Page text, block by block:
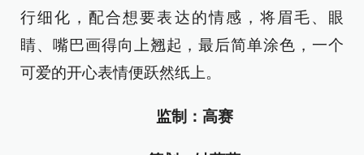
行细化，配合想要表达的情感，将眉毛、眼
睛、嘴巴画得向上翘起，最后简单涂色，一个
可爱的开心表情便跃然纸上。
监制：高赛